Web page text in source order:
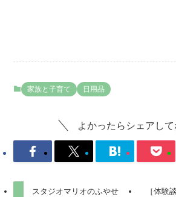
家族と子育て 日用品
よかったらシェアして
スタジオマリオのふやせ
［体験